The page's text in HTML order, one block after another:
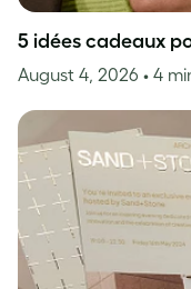
5 idées cadeaux
August 4, 2026 • 4